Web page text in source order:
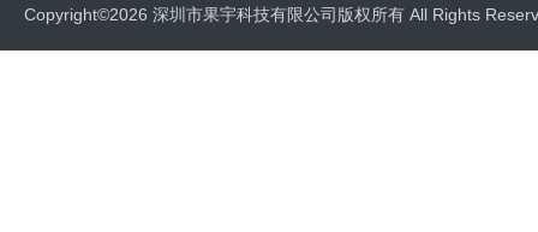
Copyright©2026 深圳市果宇科技有限公司版权所有 All Rights